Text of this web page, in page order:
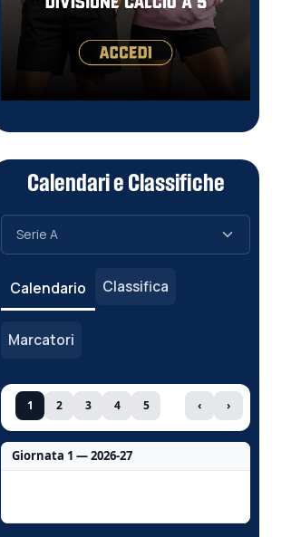
Calendari e Classifiche
Calendario Classifica
Marcatori
1 2 3 4 5 ‹ ›
Giornata 1 — 2026-27